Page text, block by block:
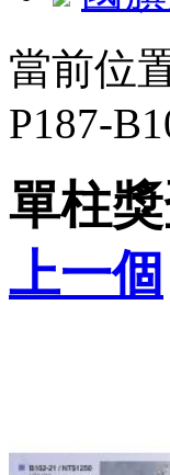
當前位
P187-
單柱
上一個